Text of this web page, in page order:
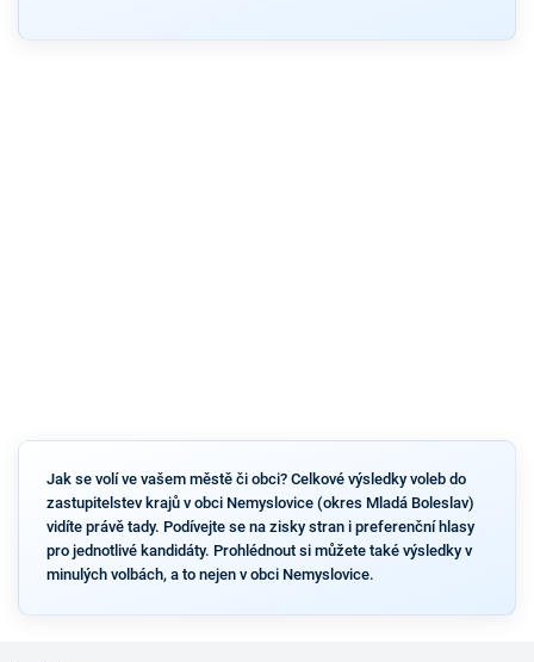
Jak se volí ve vašem městě či obci? Celkové výsledky voleb do
zastupitelstev krajů v obci Nemyslovice (okres Mladá Boleslav)
vidíte právě tady. Podívejte se na zisky stran i preferenční hlasy
pro jednotlivé kandidáty. Prohlédnout si můžete také výsledky v
minulých volbách, a to nejen v obci Nemyslovice.